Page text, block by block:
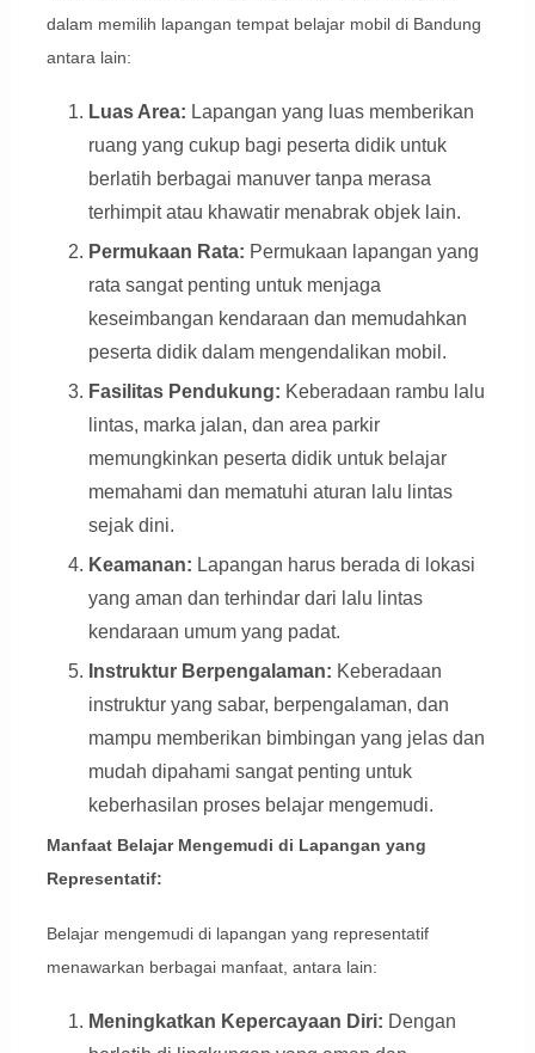
dalam memilih lapangan tempat belajar mobil di Bandung
antara lain:
Luas Area: Lapangan yang luas memberikan
ruang yang cukup bagi peserta didik untuk
berlatih berbagai manuver tanpa merasa
terhimpit atau khawatir menabrak objek lain.
Permukaan Rata: Permukaan lapangan yang
rata sangat penting untuk menjaga
keseimbangan kendaraan dan memudahkan
peserta didik dalam mengendalikan mobil.
Fasilitas Pendukung: Keberadaan rambu lalu
lintas, marka jalan, dan area parkir
memungkinkan peserta didik untuk belajar
memahami dan mematuhi aturan lalu lintas
sejak dini.
Keamanan: Lapangan harus berada di lokasi
yang aman dan terhindar dari lalu lintas
kendaraan umum yang padat.
Instruktur Berpengalaman: Keberadaan
instruktur yang sabar, berpengalaman, dan
mampu memberikan bimbingan yang jelas dan
mudah dipahami sangat penting untuk
keberhasilan proses belajar mengemudi.
Manfaat Belajar Mengemudi di Lapangan yang
Representatif:
Belajar mengemudi di lapangan yang representatif
menawarkan berbagai manfaat, antara lain:
Meningkatkan Kepercayaan Diri: Dengan